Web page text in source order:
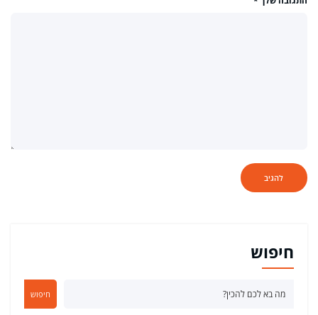
חיפוש
חיפוש